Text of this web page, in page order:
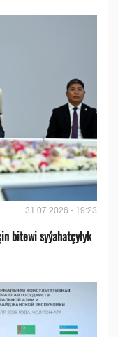
31.07.2026 - 19:23
bitewi syýahatçylyk